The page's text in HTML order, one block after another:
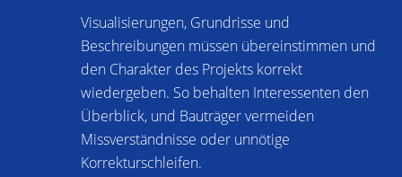
Visualisierungen, Grundrisse und
Beschreibungen müssen übereinstimmen und
den Charakter des Projekts korrekt
wiedergeben. So behalten Interessenten den
Überblick, und Bauträger vermeiden
Missverständnisse oder unnötige
Korrekturschleifen.